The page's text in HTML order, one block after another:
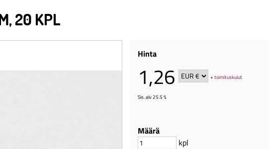
20 KPL
Hinta
1,26 +toimituskulut
Sis. alv 25.5 %
Määrä
kpl